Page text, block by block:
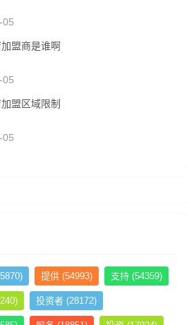
05
盟商是谁啊
05
盟区域限制
05
提供 (54993) 支持 (54359)
投资者 (28172)